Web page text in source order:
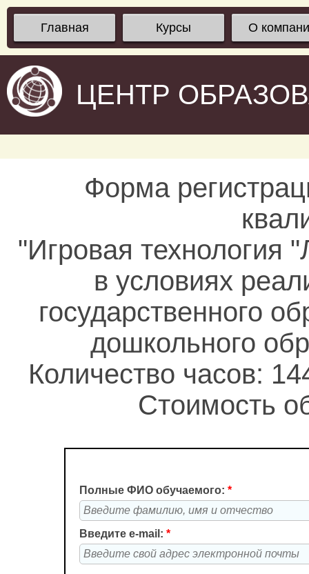
Главная Курсы О
ЦЕНТР
Форма
"Игровая технология
в условиях
государственного
дошкольного
Количество часов:
Стоимость
Полные ФИО обучаемого: *
Введите e-mail: *